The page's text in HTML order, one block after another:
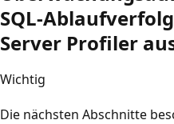
SQL-
Server Profiler
Wichtig
Die nächsten Abschnitte